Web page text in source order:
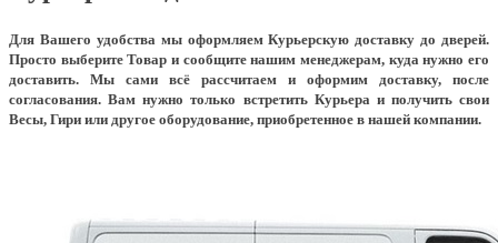
Для Вашего удобства мы оформляем Курьерскую доставку до дверей.
Просто выберите Товар и сообщите нашим менеджерам, куда нужно его
доставить. Мы сами всё рассчитаем и оформим доставку, после
согласования. Вам нужно только встретить Курьера и получить свои
Весы, Гири или другое оборудование, приобретенное в нашей компании.